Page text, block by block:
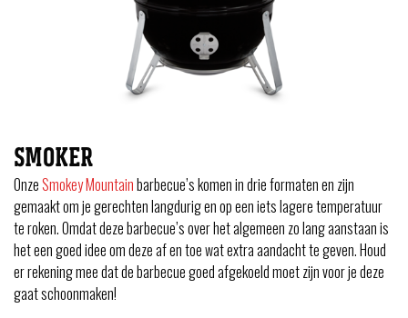
SMOKER
OnzeSmokey Mountainbarbecue’s komen in drie formaten en zijn
gemaakt om je gerechten langdurig en op een iets lagere temperatuur
te roken. Omdat deze barbecue’s over het algemeen zo lang aanstaan is
het een goed idee om deze af en toe wat extra aandacht te geven. Houd
er rekening mee dat de barbecue goed afgekoeld moet zijn voor je deze
gaat schoonmaken!